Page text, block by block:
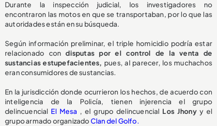
Durante la inspección judicial, los investigadores no
encontraron las motos en que se transportaban, por lo que las
autoridades están en su búsqueda.
Según información preliminar, el triple homicidio podría estar
relacionado condisputas por el control de la venta de
sustancias estupefacientes, pues, al parecer, los muchachos
eran consumidores de sustancias.
En la jurisdicción donde ocurrieron los hechos, de acuerdo con
inteligencia de la Policía, tienen injerencia el grupo
delincuencial El Mesa , el grupo delincuencial Los Jhonyy el
grupo armado organizadoClan del Golfo.